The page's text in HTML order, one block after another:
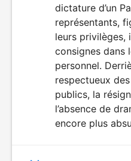
dictature d’un
représentants,
leurs privilèges,
consignes dans
personnel.
respectueux
publics, la
l’absence de
encore plus